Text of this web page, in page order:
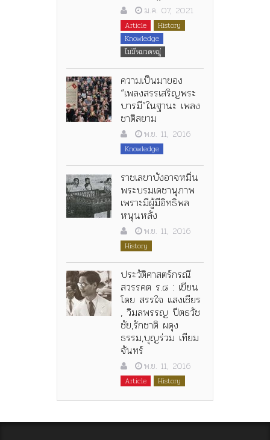
ม.ค. 07, 2021
Article
History
Knowledge
ไม่มีหมวดหมู่
ความเป็นมาของ
“เพลงสรรเสริญพระ
บารมี”ในฐานะ เพลง
ชาติสยาม
พ.ย. 11, 2016
Knowledge
ราชเลขาบังอาจหมิ่น
พระบรมเดชานุภาพ
เพราะมีผู้มีอิทธิพล
หนุนหลัง
พ.ย. 11, 2016
History
ประวัติศาสตร์กรณี
สวรรคต ร.๘ : เขียน
โดย สรรใจ แสงเชียร
, วิมลพรรญ ปีตธวัช
ชัย,รักชาติ ผดุง
ธรรม,บุญร่วม เทียม
จันทร์
พ.ย. 11, 2016
Article History